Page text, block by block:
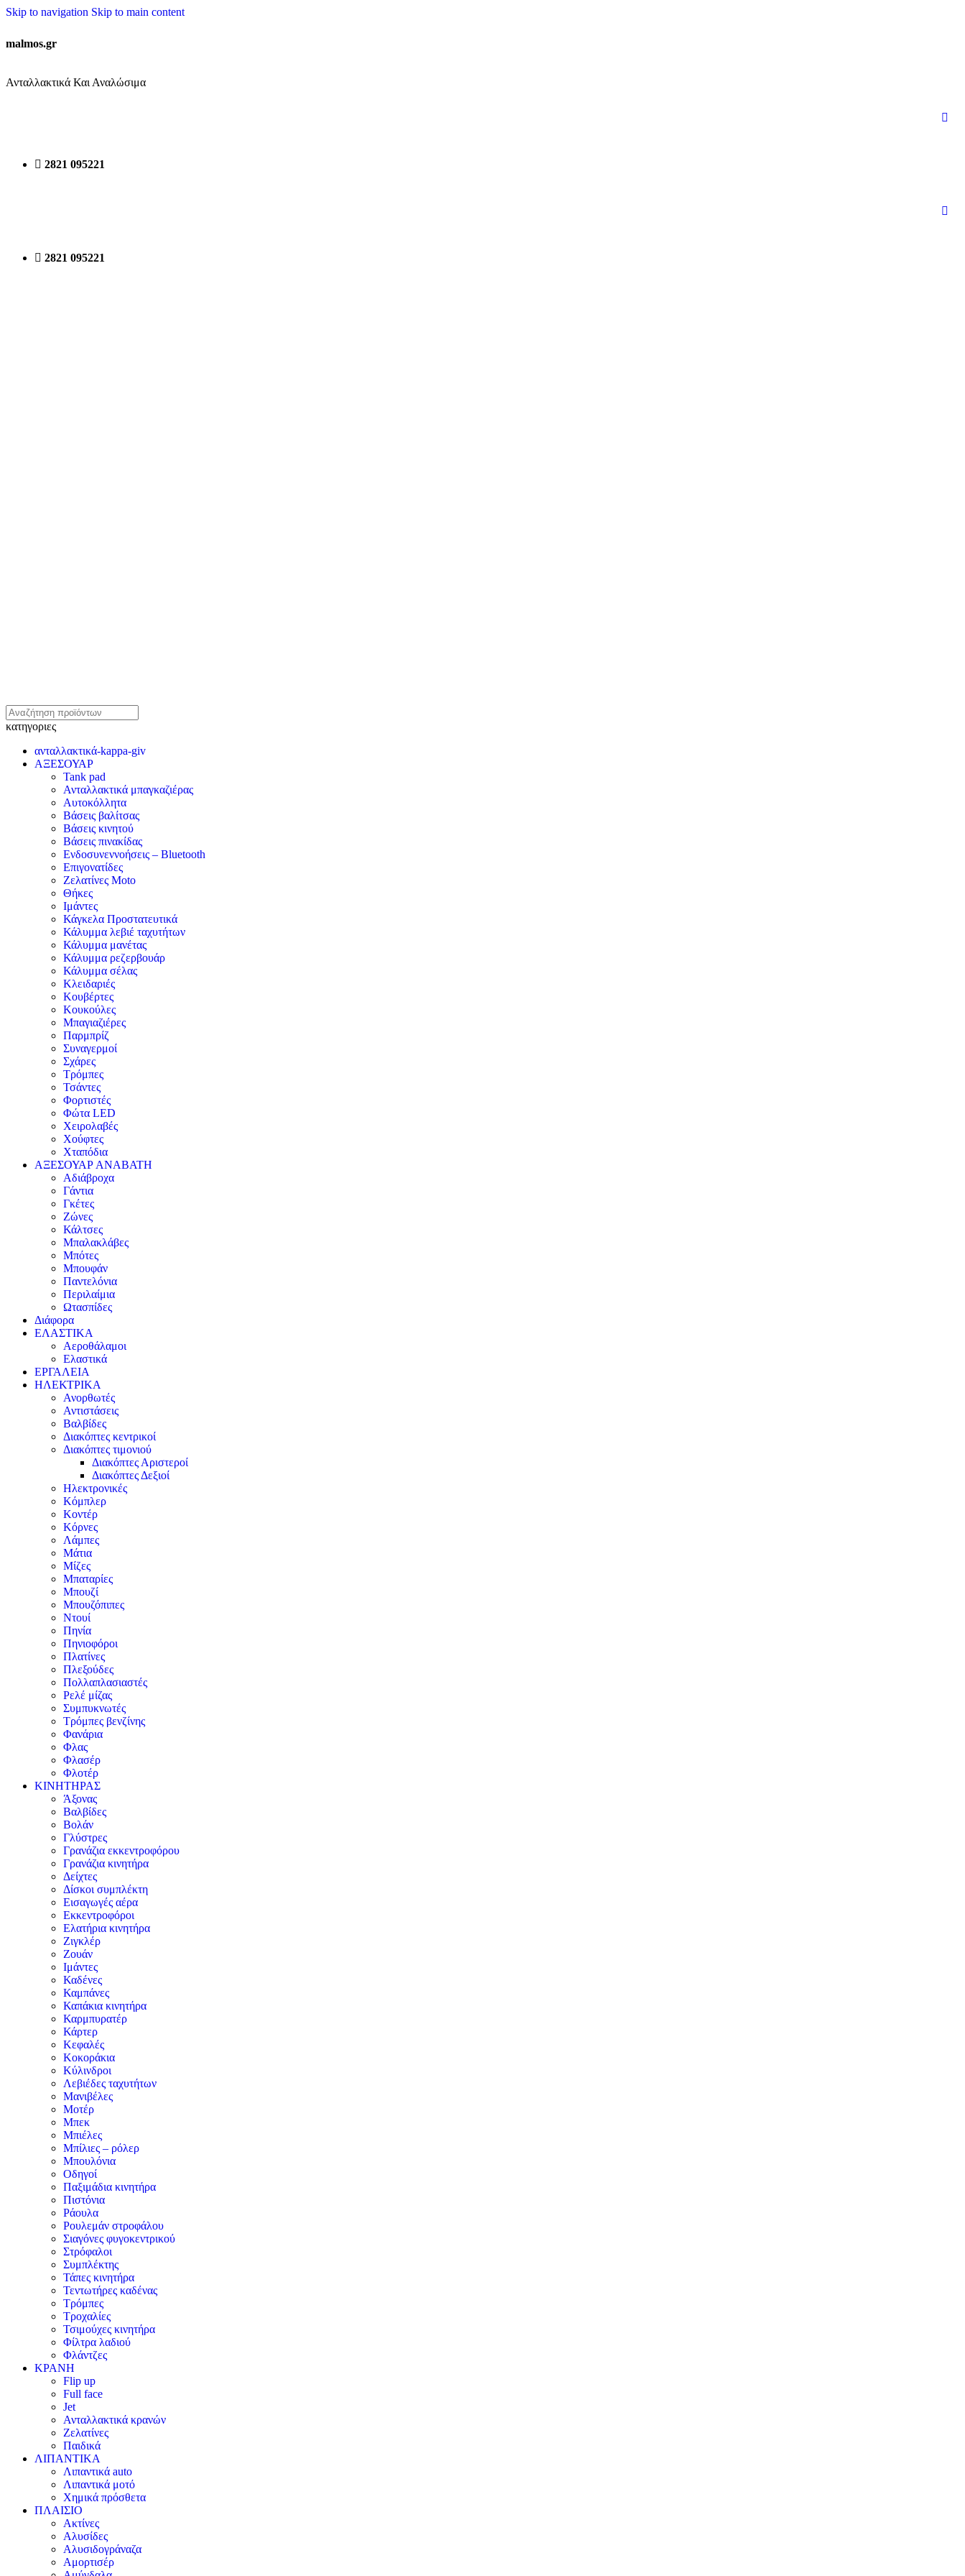
Skip to navigation Skip to main content
malmos.gr
Ανταλλακτικά Και Αναλώσιμα
2821 095221
2821 095221
κατηγοριες
ανταλλακτικά-kappa-giv
ΑΞΕΣΟΥΑΡ
Tank pad
Ανταλλακτικά μπαγκαζιέρας
Αυτοκόλλητα
Βάσεις βαλίτσας
Βάσεις κινητού
Βάσεις πινακίδας
Ενδοσυνεννοήσεις – Bluetooth
Επιγονατίδες
Ζελατίνες Moto
Θήκες
Ιμάντες
Κάγκελα Προστατευτικά
Κάλυμμα λεβιέ ταχυτήτων
Κάλυμμα μανέτας
Κάλυμμα ρεζερβουάρ
Κάλυμμα σέλας
Κλειδαριές
Κουβέρτες
Κουκούλες
Μπαγιαζιέρες
Παρμπρίζ
Συναγερμοί
Σχάρες
Τρόμπες
Τσάντες
Φορτιστές
Φώτα LED
Χειρολαβές
Χούφτες
Χταπόδια
ΑΞΕΣΟΥΑΡ ΑΝΑΒΑΤΗ
Αδιάβροχα
Γάντια
Γκέτες
Ζώνες
Κάλτσες
Μπαλακλάβες
Μπότες
Μπουφάν
Παντελόνια
Περιλαίμια
Ωτασπίδες
Διάφορα
ΕΛΑΣΤΙΚΑ
Αεροθάλαμοι
Ελαστικά
ΕΡΓΑΛΕΙΑ
ΗΛΕΚΤΡΙΚΑ
Ανορθωτές
Αντιστάσεις
Βαλβίδες
Διακόπτες κεντρικοί
Διακόπτες τιμονιού
Διακόπτες Αριστεροί
Διακόπτες Δεξιοί
Ηλεκτρονικές
Κόμπλερ
Κοντέρ
Κόρνες
Λάμπες
Μάτια
Μίζες
Μπαταρίες
Μπουζί
Μπουζόπιπες
Ντουί
Πηνία
Πηνιοφόροι
Πλατίνες
Πλεξούδες
Πολλαπλασιαστές
Ρελέ μίζας
Συμπυκνωτές
Τρόμπες βενζίνης
Φανάρια
Φλας
Φλασέρ
Φλοτέρ
ΚΙΝΗΤΗΡΑΣ
Άξονας
Βαλβίδες
Βολάν
Γλύστρες
Γρανάζια εκκεντροφόρου
Γρανάζια κινητήρα
Δείχτες
Δίσκοι συμπλέκτη
Εισαγωγές αέρα
Εκκεντροφόροι
Ελατήρια κινητήρα
Ζιγκλέρ
Ζουάν
Ιμάντες
Καδένες
Καμπάνες
Καπάκια κινητήρα
Καρμπυρατέρ
Κάρτερ
Κεφαλές
Κοκοράκια
Κύλινδροι
Λεβιέδες ταχυτήτων
Μανιβέλες
Μοτέρ
Μπεκ
Μπιέλες
Μπίλιες – ρόλερ
Μπουλόνια
Οδηγοί
Παξιμάδια κινητήρα
Πιστόνια
Ράουλα
Ρουλεμάν στροφάλου
Σιαγόνες φυγοκεντρικού
Στρόφαλοι
Συμπλέκτης
Τάπες κινητήρα
Τεντωτήρες καδένας
Τρόμπες
Τροχαλίες
Τσιμούχες κινητήρα
Φίλτρα λαδιού
Φλάντζες
ΚΡΑΝΗ
Flip up
Full face
Jet
Ανταλλακτικά κρανών
Ζελατίνες
Παιδικά
ΛΙΠΑΝΤΙΚΑ
Λιπαντικά auto
Λιπαντικά μοτό
Χημικά πρόσθετα
ΠΛΑΙΣΙΟ
Ακτίνες
Αλυσίδες
Αλυσιδογράναζα
Αμορτισέρ